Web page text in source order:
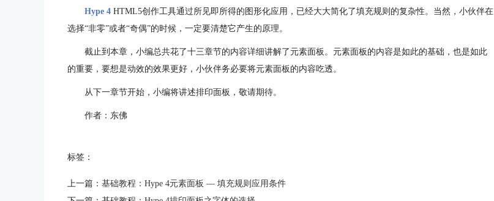
Hype 4 HTML5创作工具通过所见即所得的图形化应用，已经大大简化了填充规则的复杂性。当然，小伙伴在
选择“非零”或者“奇偶”的时候，一定要清楚它产生的原理。
截止到本章，小编总共花了十三章节的内容详细讲解了元素面板。元素面板的内容是如此的基础，也是如此
的重要，要想是动效的效果更好，小伙伴务必要将元素面板的内容吃透。
从下一章节开始，小编将讲述排印面板，敬请期待。
作者：东佛
标签：
上一篇： 基础教程：Hype 4元素面板 — 填充规则应用条件